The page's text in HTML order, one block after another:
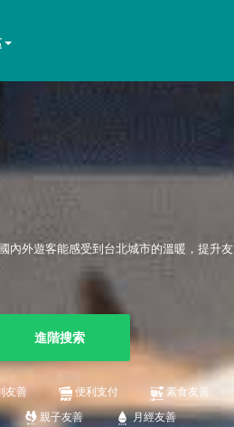
內外遊客能感受到台北城市的溫暖，提升友
進階搜索
友善 便利支付
素食友善
親子友善 月經友善